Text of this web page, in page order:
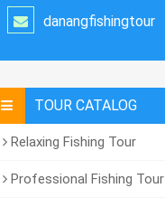
danangfishingtour
TOUR CATALOG
Relaxing Fishing Tour
Professional Fishing Tour